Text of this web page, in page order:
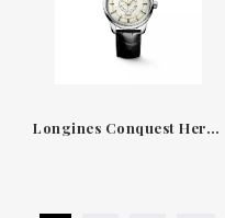
Longines Conquest Heritage Central Power Reserve L16484782